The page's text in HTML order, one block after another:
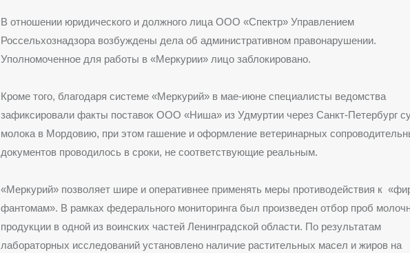
В отношении юридического и должного лица ООО «Спектр» Управлением
Россельхознадзора возбуждены дела об административном правонарушении.
Уполномоченное для работы в «Меркурии» лицо заблокировано.
Кроме того, благодаря системе «Меркурий» в мае-июне специалисты ведомства
зафиксировали факты поставок ООО «Ниша» из Удмуртии через Санкт-Петербург
молока в Мордовию, при этом гашение и оформление ветеринарных
документов проводилось в сроки, не соответствующие реальным.
«Меркурий» позволяет шире и оперативнее применять меры противодействия к
фантомам». В рамках федерального мониторинга был произведен отбор проб
продукции в одной из воинских частей Ленинградской области. По результатам
лабораторных исследований установлено наличие растительных масел и жиров на